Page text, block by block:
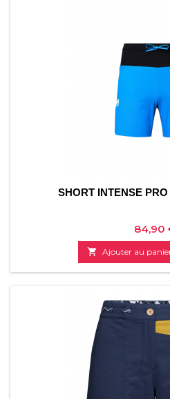
SHORT INTENSE
Prix
84,90
 Ajouter au